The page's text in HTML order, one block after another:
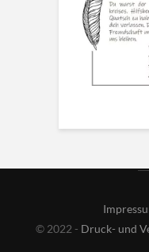
© 2022 - Druck- und